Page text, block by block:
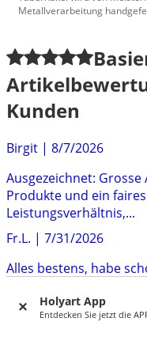
Holyart App
Entdecken Sie jetzt die
Metallverarbeitung
Kunden
Birgit | 8/7/2026
Ausgezeichnet:
Produkte und ein
Leistungsverhältnis,...
Fr.L. | 7/31/2026
Alles bestens, habe
EG|
7/29/2026